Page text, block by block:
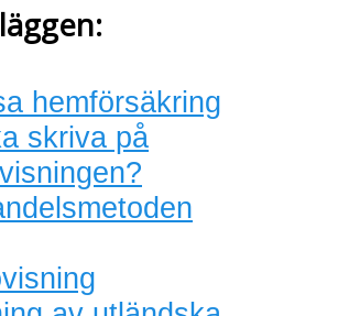
hemförsäkring
skriva på